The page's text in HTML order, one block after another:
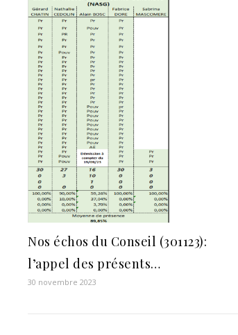
Nos échos du Conseil (301123):
l’appel des présents…
30 novembre 2023